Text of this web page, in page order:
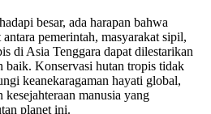
besar, ada harapan bahwa
pemerintah, masyarakat sipil,
di Asia Tenggara dapat dilestarikan
baik. Konservasi hutan tropis tidak
keanekaragaman hayati global,
manusia yang
planet ini.